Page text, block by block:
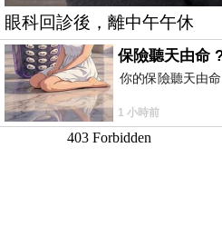
眼科回診後，離中午午休
保險聽天由命
你的保險聽天由
1 小時前